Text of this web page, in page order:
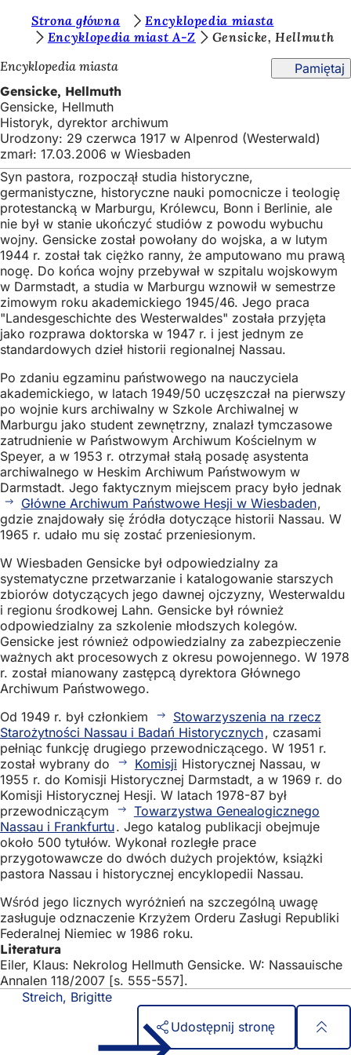
Przejdź do treści
s
t
e
ś
t
u
t
a
j
:
Strona główna
Encyklopedia miasta
Encyklopedia miast A-Z
Gensicke, Hellmuth
Encyklopedia miasta
Pamiętaj
Gensicke, Hellmuth
Gensicke, Hellmuth
Historyk, dyrektor archiwum
Urodzony: 29 czerwca 1917 w Alpenrod (Westerwald)
zmarł: 17.03.2006 w Wiesbaden
Syn pastora, rozpoczął studia historyczne,
germanistyczne, historyczne nauki pomocnicze i teologię
protestancką w Marburgu, Królewcu, Bonn i Berlinie, ale
nie był w stanie ukończyć studiów z powodu wybuchu
wojny. Gensicke został powołany do wojska, a w lutym
1944 r. został tak ciężko ranny, że amputowano mu prawą
nogę. Do końca wojny przebywał w szpitalu wojskowym
w Darmstadt, a studia w Marburgu wznowił w semestrze
zimowym roku akademickiego 1945/46. Jego praca
"Landesgeschichte des Westerwaldes" została przyjęta
jako rozprawa doktorska w 1947 r. i jest jednym ze
standardowych dzieł historii regionalnej Nassau.
Po zdaniu egzaminu państwowego na nauczyciela
akademickiego, w latach 1949/50 uczęszczał na pierwszy
po wojnie kurs archiwalny w Szkole Archiwalnej w
Marburgu jako student zewnętrzny, znalazł tymczasowe
zatrudnienie w Państwowym Archiwum Kościelnym w
Speyer, a w 1953 r. otrzymał stałą posadę asystenta
archiwalnego w Heskim Archiwum Państwowym w
Darmstadt. Jego faktycznym miejscem pracy było jednak
Główne Archiwum Państwowe Hesji w Wiesbaden,
gdzie znajdowały się źródła dotyczące historii Nassau. W
1965 r. udało mu się zostać przeniesionym.
W Wiesbaden Gensicke był odpowiedzialny za
systematyczne przetwarzanie i katalogowanie starszych
zbiorów dotyczących jego dawnej ojczyzny, Westerwaldu
i regionu środkowej Lahn. Gensicke był również
odpowiedzialny za szkolenie młodszych kolegów.
Gensicke jest również odpowiedzialny za zabezpieczenie
ważnych akt procesowych z okresu powojennego. W 1978
r. został mianowany zastępcą dyrektora Głównego
Archiwum Państwowego.
Od 1949 r. był członkiem
Stowarzyszenia na rzecz
Starożytności Nassau i Badań Historycznych, czasami
pełniąc funkcję drugiego przewodniczącego. W 1951 r.
został wybrany do
Komisji Historycznej Nassau, w
1955 r. do Komisji Historycznej Darmstadt, a w 1969 r. do
Komisji Historycznej Hesji. W latach 1978-87 był
przewodniczącym
Towarzystwa Genealogicznego
Nassau i Frankfurtu. Jego katalog publikacji obejmuje
około 500 tytułów. Wykonał rozległe prace
przygotowawcze do dwóch dużych projektów, książki
pastora Nassau i historycznej encyklopedii Nassau.
Wśród jego licznych wyróżnień na szczególną uwagę
zasługuje odznaczenie Krzyżem Orderu Zasługi Republiki
Federalnej Niemiec w 1986 roku.
Literatura
Eiler, Klaus: Nekrolog Hellmuth Gensicke. W: Nassauische
Annalen 118/2007 [s. 555-557].
Streich, Brigitte
Udostępnij stronę